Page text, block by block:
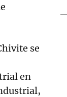
se
en